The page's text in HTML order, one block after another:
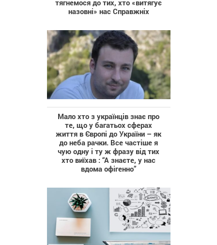
тягнемося до тих, хто «витягує
назовні» нас Справжніх
Мало хто з українців знає про
те, що у багатьох сферах
життя в Європі до України – як
до неба рачки. Все частіше я
чую одну і ту ж фразу від тих
хто виїхав : “А знаєте, у нас
вдома офігенно”